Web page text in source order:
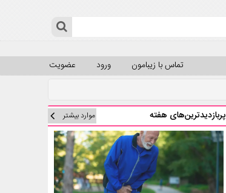
عضویت ورود تماس با زیبامون
پربازدیدترین‌های هفته موارد بیشتر